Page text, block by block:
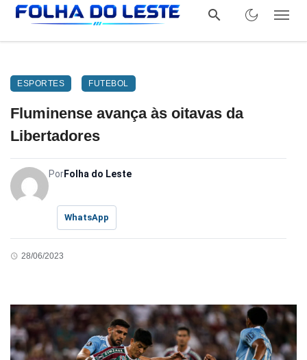
ESPORTES FUTEBOL
Fluminense avança às oitavas da
Libertadores
PorFolha do Leste
WhatsApp
28/06/2023